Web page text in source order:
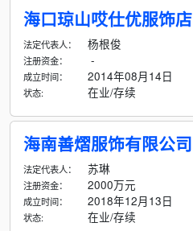
海口琼山哎仕优服饰店
法定代表人： 杨根俊
注册资金： -
成立时间： 2014年08月14日
状态: 在业/存续
海南善熠服饰有限公司
法定代表人： 苏琳
注册资金： 2000万元
成立时间： 2018年12月13日
状态: 在业/存续